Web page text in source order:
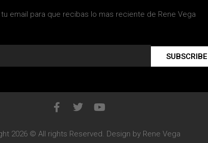
email para que recibas lo mas reciente de Rene Vega
SUBSCRIBE
2026 © All rights Reserved. Design by Rene Vega